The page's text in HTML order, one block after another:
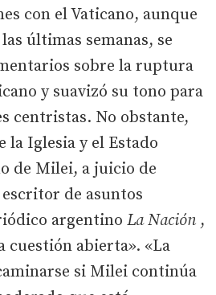
con el Vaticano, aunque
últimas semanas, se
sobre la ruptura
y suavizó su tono para
centristas. No obstante,
la Iglesia y el Estado
de Milei, a juicio de
de asuntos
argentino La Nación ,
cuestión abierta». «La
si Milei continúa